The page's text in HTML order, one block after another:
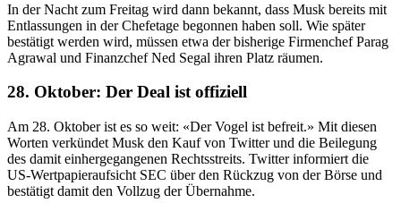
In der Nacht zum Freitag wird dann bekannt, dass Musk bereits mit
Entlassungen in der Chefetage begonnen haben soll. Wie später
bestätigt werden wird, müssen etwa der bisherige Firmenchef Parag
Agrawal und Finanzchef Ned Segal ihren Platz räumen.
28. Oktober: Der Deal ist offiziell
Am 28. Oktober ist es so weit: «Der Vogel ist befreit.» Mit diesen
Worten verkündet Musk den Kauf von Twitter und die Beilegung
des damit einhergegangenen Rechtsstreits. Twitter informiert die
US-Wertpapieraufsicht SEC über den Rückzug von der Börse und
bestätigt damit den Vollzug der Übernahme.